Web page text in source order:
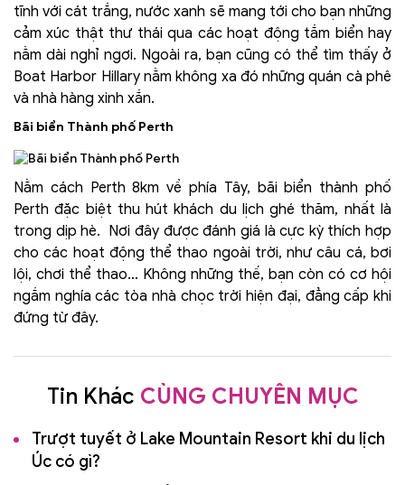
tĩnh với cát trắng, nước xanh sẽ mang tới cho bạn những
cảm xúc thật thư thái qua các hoạt động tắm biển hay
nằm dài nghỉ ngơi. Ngoài ra, bạn cũng có thể tìm thấy ở
Boat Harbor Hillary nằm không xa đó những quán cà phê
và nhà hàng xinh xắn.
Bãi biển Thành phố Perth
Nằm cách Perth 8km về phía Tây, bãi biển thành phố
Perth đặc biệt thu hút khách du lịch ghé thăm, nhất là
trong dịp hè. Nơi đây được đánh giá là cực kỳ thích hợp
cho các hoạt động thể thao ngoài trời, như câu cá, bơi
lội, chơi thể thao… Không những thế, bạn còn có cơ hội
ngắm nghía các tòa nhà chọc trời hiện đại, đẳng cấp khi
đứng từ đây.
Tin Khác CÙNG CHUYÊN MỤC
Trượt tuyết ở Lake Mountain Resort khi du lịch
Úc có gì?